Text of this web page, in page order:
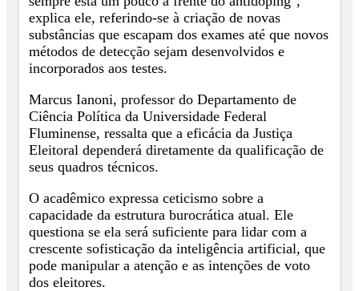
explica ele, referindo-se à criação de novas
substâncias que escapam dos exames até que novos
métodos de detecção sejam desenvolvidos e
incorporados aos testes.
Marcus Ianoni, professor do Departamento de
Ciência Política da Universidade Federal
Fluminense, ressalta que a eficácia da Justiça
Eleitoral dependerá diretamente da qualificação de
seus quadros técnicos.
O acadêmico expressa ceticismo sobre a
capacidade da estrutura burocrática atual. Ele
questiona se ela será suficiente para lidar com a
crescente sofisticação da inteligência artificial, que
pode manipular a atenção e as intenções de voto
dos eleitores.